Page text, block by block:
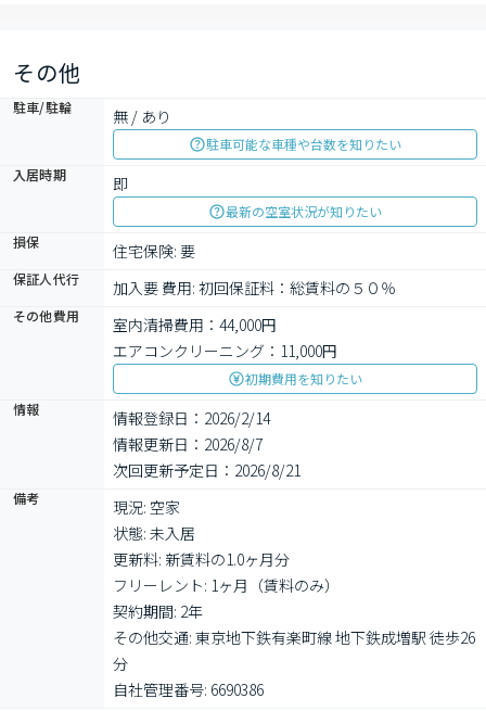
その他
駐車/駐輪 無 / あり
駐車可能な車種や台数を知りたい
入居時期
即
最新の空室状況が知りたい
損保
住宅保険: 要
保証人代行 加入要 費用: 初回保証料：総賃料の５０％
その他費用
室内清掃費用：44,000円
エアコンクリーニング：11,000円
初期費用を知りたい
情報
情報登録日：2026/2/14
情報更新日：2026/8/7
次回更新予定日：2026/8/21
備考
現況: 空家
状態: 未入居
更新料: 新賃料の1.0ヶ月分
フリーレント: 1ヶ月（賃料のみ）
契約期間: 2年
その他交通: 東京地下鉄有楽町線 地下鉄成増駅 徒歩26
分
自社管理番号: 6690386